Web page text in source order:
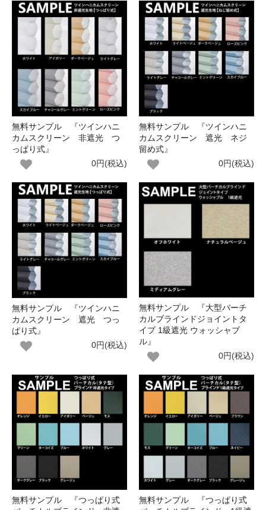
無料サンプル 『ツインハニ
カムスクリーン 非遮光 つ
っぱり式』
0円(税込)
無料サンプル 『ツインハニ
カムスクリーン 遮光 ネジ
留め式』
0円(税込)
無料サンプル 『ツインハニ
カムスクリーン 遮光 つっ
ぱり式』
0円(税込)
無料サンプル 『大型バーチ
カルブラインドジョイントタ
イプ 1級遮光 ウォッシャブ
ル』
0円(税込)
無料サンプル 『つっぱり式
無料サンプル 『つっぱり式